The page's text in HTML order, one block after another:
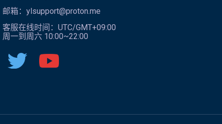
邮箱： ylsupport@proton.me
客服在线时间：UTC/GMT+09:00
周一到周六 10:00~22:00